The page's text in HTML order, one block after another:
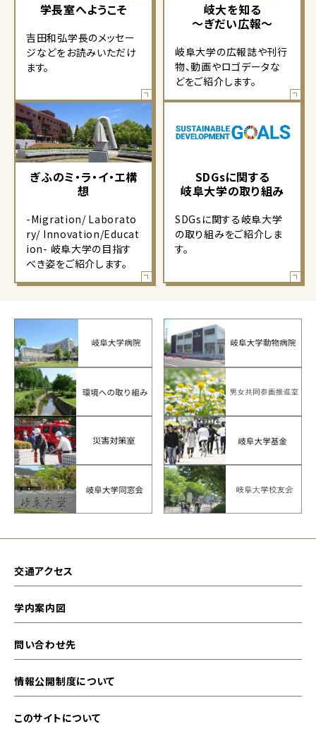
学長室へようこそ
吉田和弘学長のメッセー
ジなどをお読みいただけ
ます。
岐大を知る
～ぎだい広報～
岐阜大学の広報誌や刊行
物、動画やロゴデータな
どをご紹介します。
ぎふのミ・ラ・イ・エ構
想
-Migration/ Laborato
ry/ Innovation/Educat
ion- 岐阜大学の目指す
べき姿をご紹介します。
SDGsに関する
岐阜大学の取り組み
SDGsに関する岐阜大学
の取り組みをご紹介しま
す。
交通アクセス
学内案内図
問い合わせ先
情報公開制度について
このサイトについて